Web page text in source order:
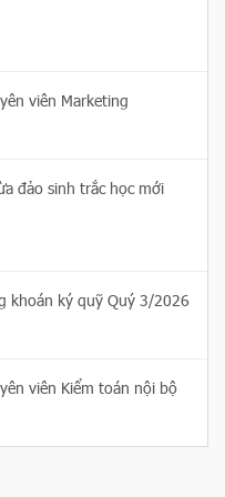
viên Marketing
đảo sinh trắc học mới
khoán ký quỹ Quý 3/2026
viên Kiểm toán nội bộ